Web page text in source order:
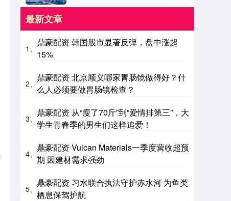
最新文章
1、
鼎豪配资 韩国股市显著反弹，盘中涨超
15%
2、
鼎豪配资 北京顺义哪家胃肠镜做得好？什
么人必须要做胃肠镜检查？
3、
鼎豪配资 从“瘦了70斤”到“爱情排第三”，大
学生青春季的男生们这样追爱！
4、
鼎豪配资 Vulcan Materials一季度营收超预
期 因建材需求强劲
5、
鼎豪配资 习水联合执法守护赤水河 为鱼类
栖息保驾护航